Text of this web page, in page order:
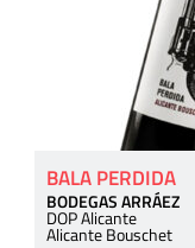
BALA PERDIDA
BODEGAS ARRÁEZ
DOP Alicante
Alicante Bouschet